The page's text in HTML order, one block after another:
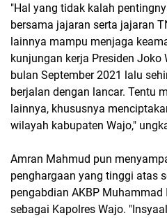
"Hal yang tidak kalah
bersama jajaran serta jajaran
lainnya mampu menjaga
kunjungan kerja Presiden
bulan September 2021 lalu
berjalan dengan lancar. Tentu
lainnya, khususnya
wilayah kabupaten Wajo,"
Amran Mahmud pun
penghargaan yang tinggi atas
pengabdian AKBP
sebagai Kapolres Wajo.